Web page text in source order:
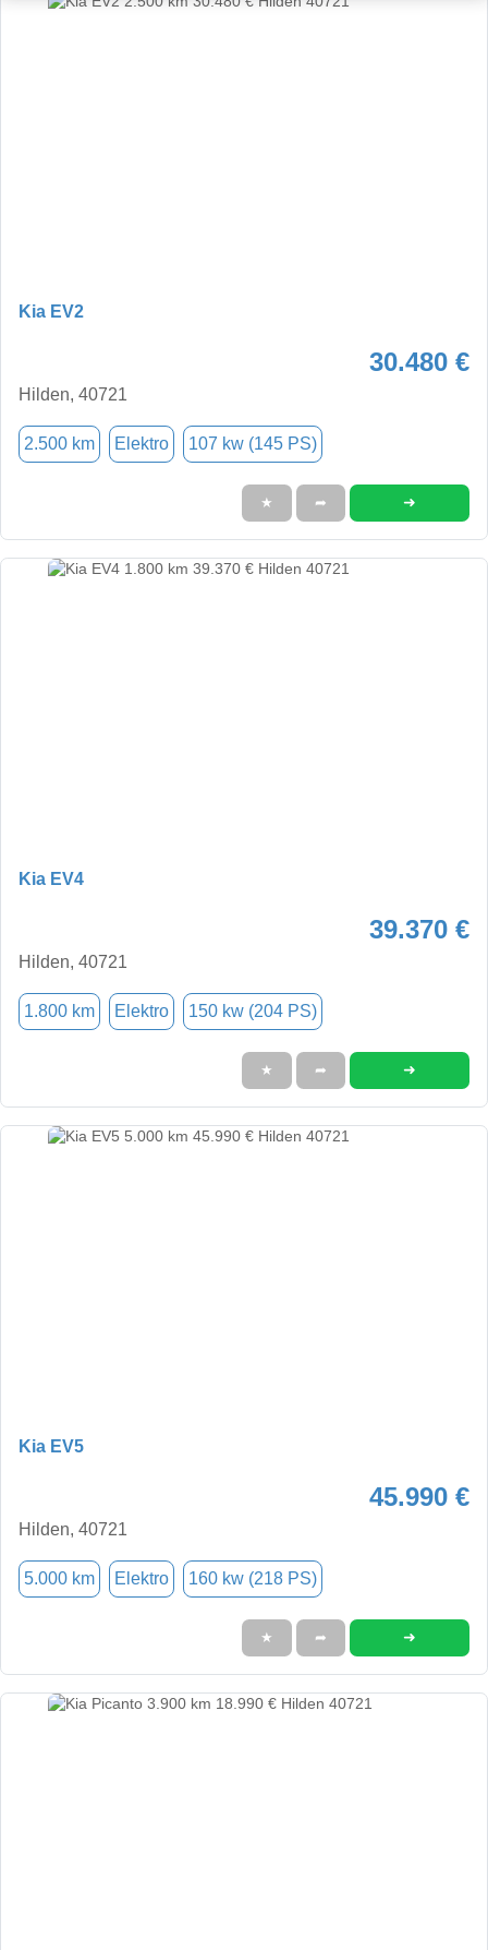
Kia EV2
30.480 €
Hilden, 40721
2.500 km Elektro 107 kw (145 PS)
★ ➦ ➜
Kia EV4
39.370 €
Hilden, 40721
1.800 km Elektro 150 kw (204 PS)
★ ➦ ➜
Kia EV5
45.990 €
Hilden, 40721
5.000 km Elektro 160 kw (218 PS)
★ ➦ ➜